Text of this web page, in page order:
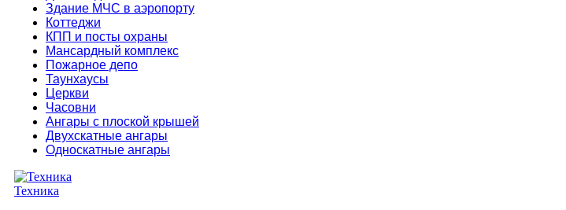
Здание МЧС в аэропорту
Коттеджи
КПП и посты охраны
Мансардный комплекс
Пожарное депо
Таунхаусы
Церкви
Часовни
Ангары с плоской крышей
Двухскатные ангары
Односкатные ангары
Техника